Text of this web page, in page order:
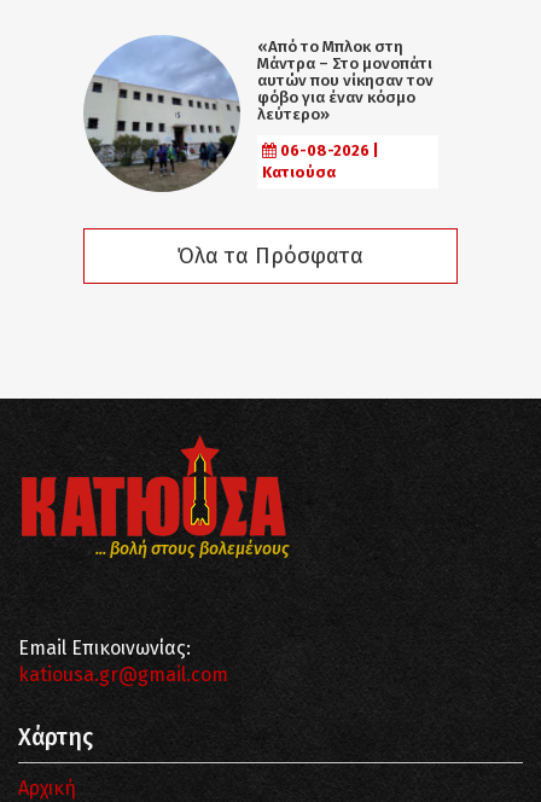
«Από το Μπλοκ στη
Μάντρα – Στο μονοπάτι
αυτών που νίκησαν τον
φόβο για έναν κόσμο
λεύτερο»
06-08-2026 |
Κατιούσα
Όλα τα Πρόσφατα
... βολή στους βολεμένους
Email Επικοινωνίας:
katiousa.gr@gmail.com
Χάρτης
Αρχική